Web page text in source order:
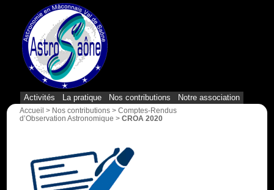
Activités La pratique Nos contributions Notre association
Accueil > Nos contributions > Comptes-Rendus
d’Observation Astronomique > CROA 2020